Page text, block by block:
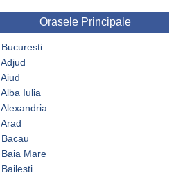
Orasele Principale
Bucuresti
Adjud
Aiud
Alba Iulia
Alexandria
Arad
Bacau
Baia Mare
Bailesti